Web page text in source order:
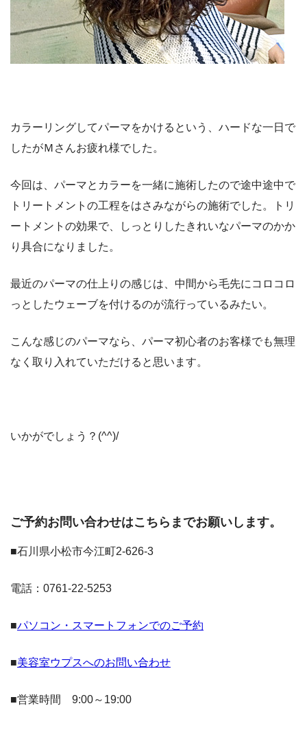
カラーリングしてパーマをかけるという、ハードな一日で
したがＭさんお疲れ様でした。
今回は、パーマとカラーを一緒に施術したので途中途中で
トリートメントの工程をはさみながらの施術でした。トリ
ートメントの効果で、しっとりしたきれいなパーマのかか
り具合になりました。
最近のパーマの仕上りの感じは、中間から毛先にコロコロ
っとしたウェーブを付けるのが流行っているみたい。
こんな感じのパーマなら、パーマ初心者のお客様でも無理
なく取り入れていただけると思います。
いかがでしょう？(^^)/
ご予約お問い合わせはこちらまでお願いします。
■石川県小松市今江町2-626-3
電話：0761-22-5253
■パソコン・スマートフォンでのご予約
■美容室ウプスへのお問い合わせ
■営業時間 9:00～19:00